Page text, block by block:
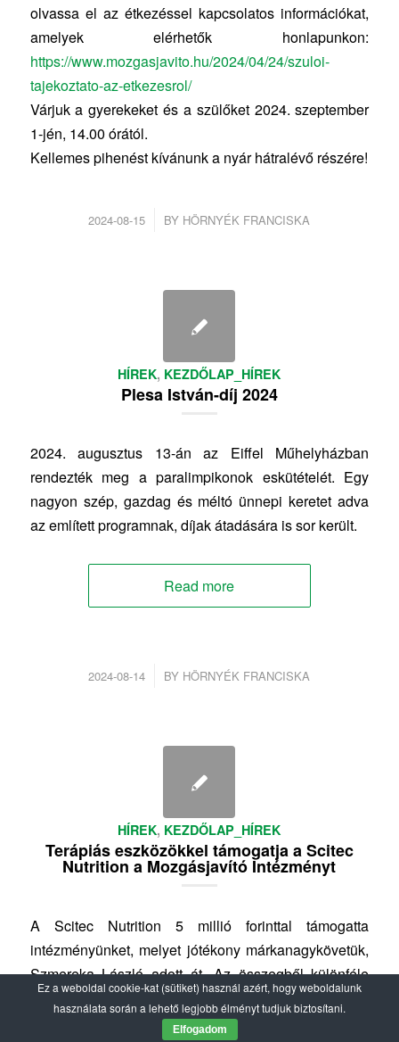
olvassa el az étkezéssel kapcsolatos információkat,
amelyek elérhetők honlapunkon:
https://www.mozgasjavito.hu/2024/04/24/szuloi-
tajekoztato-az-etkezesrol/
Várjuk a gyerekeket és a szülőket 2024. szeptember
1-jén, 14.00 órától.
Kellemes pihenést kívánunk a nyár hátralévő részére!
2024-08-15
/ BY HÖRNYÉK FRANCISKA
HÍREK, KEZDŐLAP_HÍREK
Plesa István-díj 2024
2024. augusztus 13-án az Eiffel Műhelyházban
rendezték meg a paralimpikonok eskütételét. Egy
nagyon szép, gazdag és méltó ünnepi keretet adva
az említett programnak, díjak átadására is sor került.
Read more
2024-08-14
/ BY HÖRNYÉK FRANCISKA
HÍREK, KEZDŐLAP_HÍREK
Terápiás eszközökkel támogatja a Scitec
Nutrition a Mozgásjavító Intézményt
A Scitec Nutrition 5 millió forinttal támogatta
intézményünket, melyet jótékony márkanagykövetük,
Szmereka László adott át. Az összegből különféle
terápiás eszközöket vásároltunk, amelyek nagy
segítséget nyújtanak a diákok mindennapi
Ez a weboldal cookie-kat (sütiket) használ azért, hogy weboldalunk
használata során a lehető legjobb élményt tudjuk biztosítani.
Elfogadom